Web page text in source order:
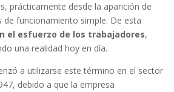
prácticamente desde la aparición de
de funcionamiento simple. De esta
el esfuerzo de los trabajadores,
una realidad hoy en día.
a utilizarse este término en el sector
debido a que la empresa